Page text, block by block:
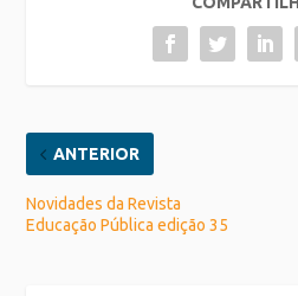
ANTERIOR
Novidades da Revista
Educação Pública edição 35